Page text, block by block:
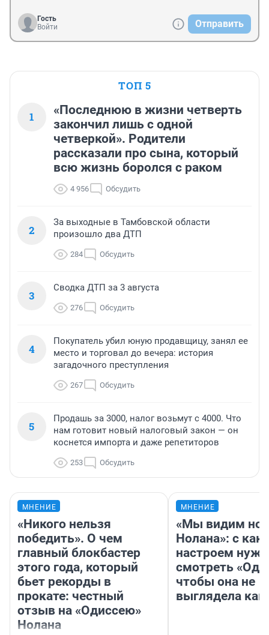
Гость
Войти
Отправить
ТОП 5
1
«Последнюю в жизни четверть
закончил лишь с одной
четверкой». Родители
рассказали про сына, который
всю жизнь боролся с раком
4 956 Обсудить
2
За выходные в Тамбовской области
произошло два ДТП
284 Обсудить
3
Сводка ДТП за 3 августа
276 Обсудить
4
Покупатель убил юную продавщицу, занял ее
место и торговал до вечера: история
загадочного преступления
267 Обсудить
5
Продашь за 3000, налог возьмут с 4000. Что
нам готовит новый налоговый закон — он
коснется импорта и даже репетиторов
253 Обсудить
МНЕНИЕ
«Никого нельзя
победить». О чем
главный блокбастер
этого года, который
бьет рекорды в
прокате: честный
отзыв на «Одиссею»
Нолана
МНЕНИЕ
«Мы видим
Нолана»: с
настроем
смотреть
чтобы она не
выглядела как